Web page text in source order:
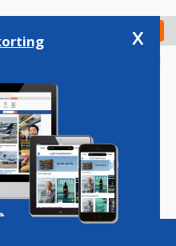
Check in
Vacatures
x